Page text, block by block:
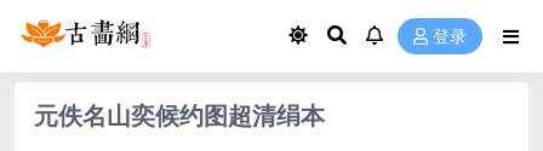
登录
元佚名山奕候约图超清绢本